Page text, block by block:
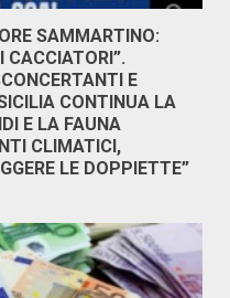
SAMMARTINO:
CACCIATORI”.
E
CONTINUA LA
E LA FAUNA
CLIMATICI,
LE DOPPIETTE”